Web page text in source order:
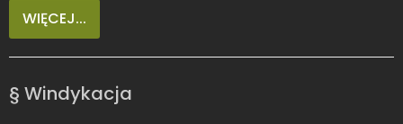
WIĘCEJ...
§ Windykacja